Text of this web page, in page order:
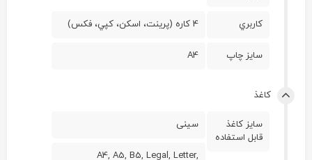
کاربري 4 کاره (پرينت، اسکن، کپي، فکس)
سايز چاپ A4
کاغذ
سايز کاغذ
قابل استفاده
سینی
A4, A5, B5, Legal, Letter,